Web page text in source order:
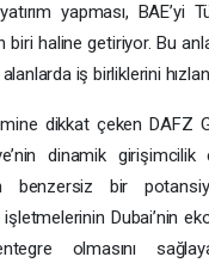
yapması, BAE’yi
biri haline getiriyor. Bu
iş birliklerini
dikkat çeken DAFZ
dinamik girişimcilik
benzersiz bir
işletmelerinin Dubai’nin
olmasını